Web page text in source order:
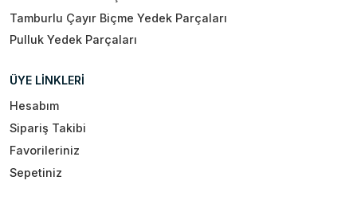
Tamburlu Çayır Biçme Yedek Parçaları
Pulluk Yedek Parçaları
ÜYE LİNKLERİ
Hesabım
Sipariş Takibi
Favorileriniz
Sepetiniz